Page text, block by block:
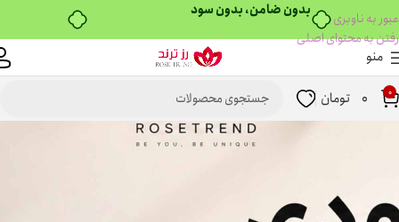
خرید قسطی با ترب‌پی
عبور به ناوبری
رفتن به محتوای اصلی
منو
0
0 تومان